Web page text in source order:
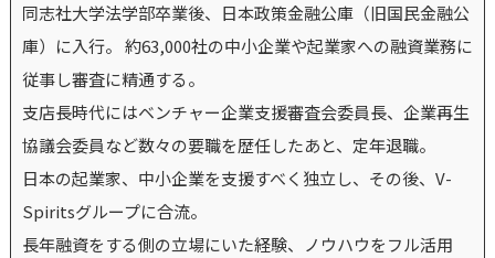
同志社大学法学部卒業後、日本政策金融公庫（旧国民金融公
庫）に入行。 約63,000社の中小企業や起業家への融資業務に
従事し審査に精通する。
支店長時代にはベンチャー企業支援審査会委員長、企業再生
協議会委員など数々の要職を歴任したあと、定年退職。
日本の起業家、中小企業を支援すべく独立し、その後、V-
Spiritsグループに合流。
長年融資をする側の立場にいた経験、ノウハウをフル活用